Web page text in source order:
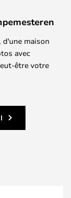
maison
avec
être votre